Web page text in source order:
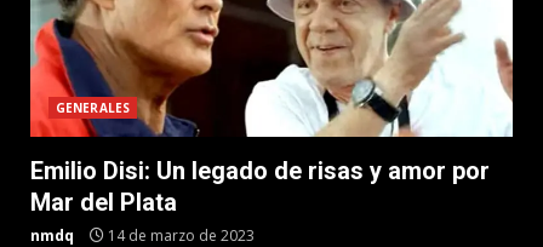
GENERALES
Emilio Disi: Un legado de risas y amor por
Mar del Plata
nmdq 14 de marzo de 2023